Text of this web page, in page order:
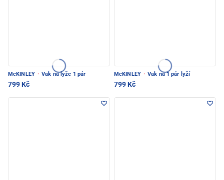
McKINLEY · Vak na lyže 1 pár
799 Kč
McKINLEY · Vak na 1 pár lyží
799 Kč